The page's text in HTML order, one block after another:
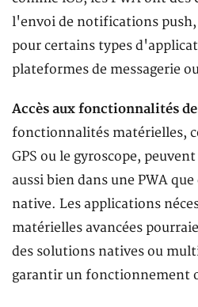
l'envoi de notifications push,
pour certains types
plateformes de messagerie
Accès aux fonctionnalités
fonctionnalités matérielles,
GPS ou le gyroscope,
aussi bien dans une PWA
native. Les applications
matérielles avancées
des solutions natives ou
garantir un fonctionnement